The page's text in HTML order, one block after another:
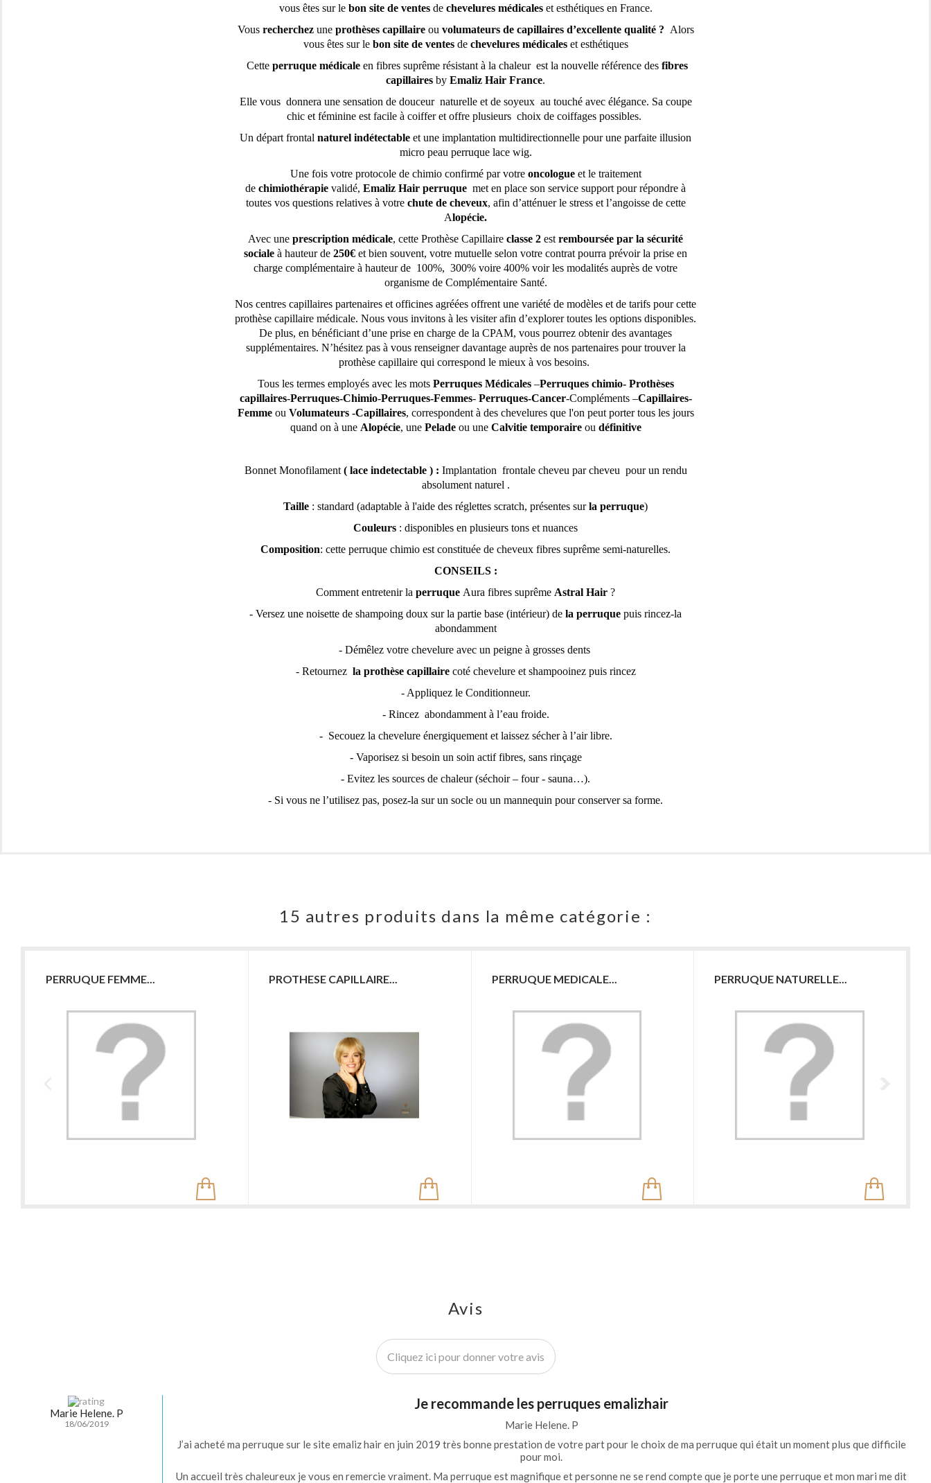
vous êtes sur le bon site de ventesde chevelures médicales et esthétiques en France.
Vousrecherchez uneprothèses capillaire ou volumateurs de capillaires d’excellente qualité ? Alors
vous êtes sur le bon site de ventesde chevelures médicales et esthétiques
Cette perruque médicaleen fibres suprême résistant à la chaleur est la nouvelle référence des fibres
capillaires by Emaliz Hair France.
Elle vous donnera une sensation de douceur naturelle et de soyeux au touché avec élégance. Sa coupe
chic et féminine est facile à coiffer et offre plusieurs choix de coiffages possibles.
Un départ frontal naturel indétectable et une implantation multidirectionnelle pour une parfaite illusion
micro peau perruque lace wig.
Une fois votre protocole de chimio confirmé par votre oncologueet le traitement
de chimiothérapie validé, Emaliz Hair perruque met en place son service support pour répondre à
toutes vos questions relatives à votrechute de cheveux, afin d’atténuer le stress et l’angoisse de cette
Alopécie.
Avec une prescription médicale, cette Prothèse Capillaire classe 2 est remboursée par la sécurité
sociale à hauteur de 250€ et bien souvent, votre mutuelle selon votre contrat pourra prévoir la prise en
charge complémentaire à hauteur de 100%, 300% voire 400% voir les modalités auprès de votre
organisme de Complémentaire Santé.
Nos centres capillaires partenaires et officines agréées offrent une variété de modèles et de tarifs pour cette
prothèse capillaire médicale. Nous vous invitons à les visiter afin d’explorer toutes les options disponibles.
De plus, en bénéficiant d’une prise en charge de la CPAM, vous pourrez obtenir des avantages
supplémentaires. N’hésitez pas à vous renseigner davantage auprès de nos partenaires pour trouver la
prothèse capillaire qui correspond le mieux à vos besoins.
Tous les termes employés avec les mots Perruques Médicales–Perruques chimio- Prothèses
capillaires-Perruques-Chimio-Perruques-Femmes- Perruques-Cancer-Compléments –Capillaires-
Femmeou Volumateurs -Capillaires, correspondent à des chevelures que l'on peut porter tous les jours
quand on à une Alopécie, une Peladeou une Calvitie temporaire ou définitive
Bonnet Monofilament ( lace indetectable ) : Implantation frontale cheveu par cheveu pour un rendu
absolument naturel .
Taille : standard (adaptable à l'aide des réglettes scratch, présentes surla perruque)
Couleurs : disponibles en plusieurs tons et nuances
Composition: cette perruque chimio est constituée de cheveux fibres suprême semi-naturelles.
CONSEILS :
Comment entretenir la perruque Aura fibres suprême Astral Hair ?
- Versez une noisette de shampoing doux sur la partie base (intérieur) de la perruque puis rincez-la
abondamment
- Démêlez votre chevelure avec un peigne à grosses dents
- Retournez la prothèse capillaire coté chevelure et shampooinez puis rincez
- Appliquez le Conditionneur.
- Rincez abondamment à l’eau froide.
- Secouez la chevelure énergiquement et laissez sécher à l’air libre.
- Vaporisez si besoin un soin actif fibres, sans rinçage
- Evitez les sources de chaleur (séchoir – four - sauna…).
- Si vous ne l’utilisez pas, posez-la sur un socle ou un mannequin pour conserver sa forme.
15 autres produits dans la même catégorie :
PERRUQUE FEMME... PROTHESE CAPILLAIRE... PERRUQUE MEDICALE... PERRUQUE NATURELLE...
Avis
Cliquez ici pour donner votre avis
Marie Helene. P
18/06/2019
Je recommande les perruques emalizhair
Marie Helene. P
J’ai acheté ma perruque sur le site emaliz hair en juin 2019 très bonne prestation de votre part pour le choix de ma perruque qui était un moment plus que difficile
pour moi.
Un accueil très chaleureux je vous en remercie vraiment. Ma perruque est magnifique et personne ne se rend compte que je porte une perruque et mon mari me dit